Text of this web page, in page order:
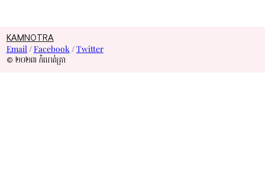
KAMNOTRA
Email /Facebook /Twitter
© ២០២៣ កំណត់ត្រា